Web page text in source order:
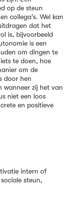
op de steun
collega’s. Wel kan
dat het
is, bijvoorbeeld
is een
om dingen te
te doen, hoe
om de
door hen
wanneer zij het van
niet een loos
en positieve
intern of
steun,